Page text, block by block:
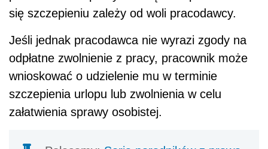
się szczepieniu zależy od woli pracodawcy.
Jeśli jednak pracodawca nie wyrazi zgody na
odpłatne zwolnienie z pracy, pracownik może
wnioskować o udzielenie mu w terminie
szczepienia urlopu lub zwolnienia w celu
załatwienia sprawy osobistej.